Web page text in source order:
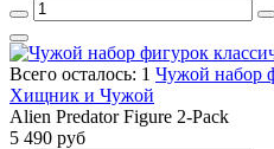
Всего осталось: 1 Чужой набор
Хищник и Чужой
Alien Predator Figure 2-Pack
5 490 руб